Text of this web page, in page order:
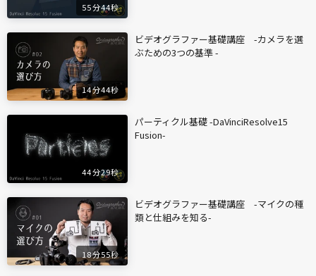
55分44秒
14分44秒
ビデオグラファー基礎講座 -カメラを選
ぶための3つの基準 -
44分29秒
パーティクル基礎 -DaVinciResolve15
Fusion-
18分55秒
ビデオグラファー基礎講座 -マイクの種
類と仕組みを知る-